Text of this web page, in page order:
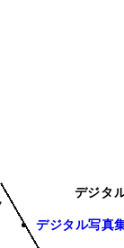
デジタ
デジタル写真